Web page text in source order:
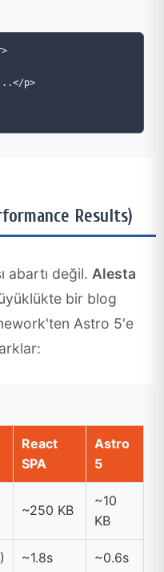
p>
Results)
abartı değil. Alesta
bir blog
Astro 5'e
React
SPA
Astro
5
~250 KB
~10
KB
~1.8s ~0.6s